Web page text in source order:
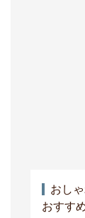
おし
おすす